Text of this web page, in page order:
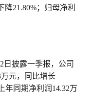
21.80%；归母净利
日披露一季报，公司
元，同比增长
年同期净利润14.32万